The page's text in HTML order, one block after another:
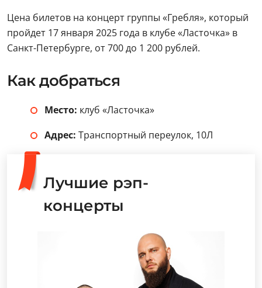
Цена билетов на концерт группы «Гребля», который
пройдет 17 января 2025 года в клубе «Ласточка» в
Санкт-Петербурге, от 700 до 1 200 рублей.
Как добраться
Место: клуб «Ласточка»
Адрес: Транспортный переулок, 10Л
Лучшие рэп-
концерты